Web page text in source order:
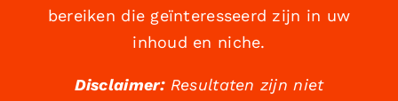
bereiken die geïnteresseerd zijn in uw
inhoud en niche.
Disclaimer:Resultaten zijn niet